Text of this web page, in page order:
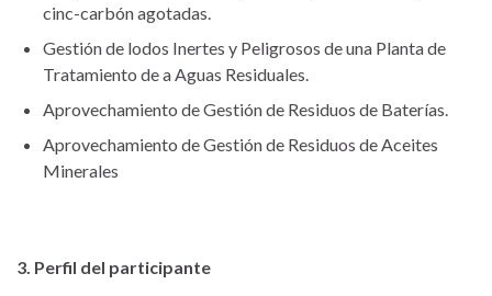
cinc-carbón agotadas.
Gestión de lodos Inertes y Peligrosos de una Planta de
Tratamiento de a Aguas Residuales.
Aprovechamiento de Gestión de Residuos de Baterías.
Aprovechamiento de Gestión de Residuos de Aceites
Minerales
3. Perfil del participante